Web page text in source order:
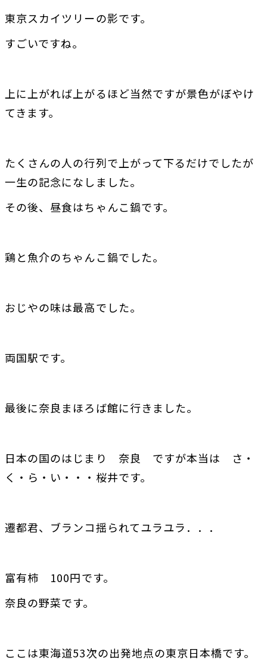
東京スカイツリーの影です。
すごいですね。
上に上がれば上がるほど当然ですが景色がぼやけ
てきます。
たくさんの人の行列で上がって下るだけでしたが
一生の記念になしました。
その後、昼食はちゃんこ鍋です。
鶏と魚介のちゃんこ鍋でした。
おじやの味は最高でした。
両国駅です。
最後に奈良まほろば館に行きました。
日本の国のはじまり 奈良 ですが本当は さ・
く・ら・い・・・桜井です。
遷都君、ブランコ揺られてユラユラ．．．
富有柿 100円です。
奈良の野菜です。
ここは東海道53次の出発地点の東京日本橋です。